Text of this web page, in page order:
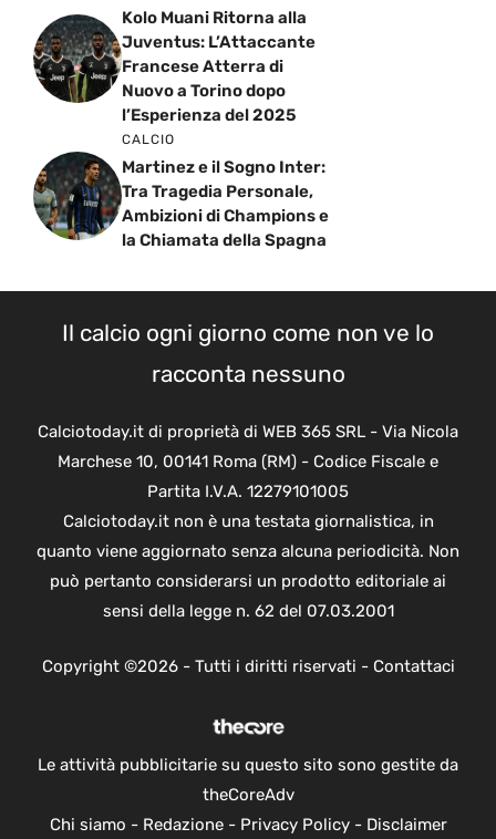
Kolo Muani Ritorna alla
Juventus: L’Attaccante
Francese Atterra di
Nuovo a Torino dopo
l’Esperienza del 2025
CALCIO
Martinez e il Sogno Inter:
Tra Tragedia Personale,
Ambizioni di Champions e
la Chiamata della Spagna
Il calcio ogni giorno come non ve lo
racconta nessuno
Calciotoday.it di proprietà di WEB 365 SRL - Via Nicola
Marchese 10, 00141 Roma (RM) - Codice Fiscale e
Partita I.V.A. 12279101005
Calciotoday.it non è una testata giornalistica, in
quanto viene aggiornato senza alcuna periodicità. Non
può pertanto considerarsi un prodotto editoriale ai
sensi della legge n. 62 del 07.03.2001
Copyright ©2026 - Tutti i diritti riservati - Contattaci
Le attività pubblicitarie su questo sito sono gestite da
theCoreAdv
Chi siamo - Redazione- Privacy Policy- Disclaimer